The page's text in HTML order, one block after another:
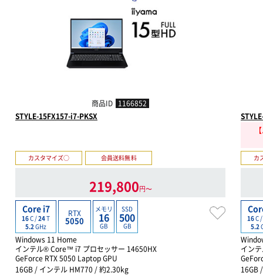
商品ID 1166852
STYLE-15FX157-i7-PKSX
カスタマイズ○ 会員送料無料
219,800円〜
Core i7
16C /24T
5.2GHz
RTX
5050
メモリ
16
GB
SSD
500
GB
Windows 11 Home
インテル® Core™ i7 プロセッサー 14650HX
GeForce RTX 5050 Laptop GPU
16GB / インテル HM770 / 約2.30kg
カ
16C /
5.2
イン
16GB